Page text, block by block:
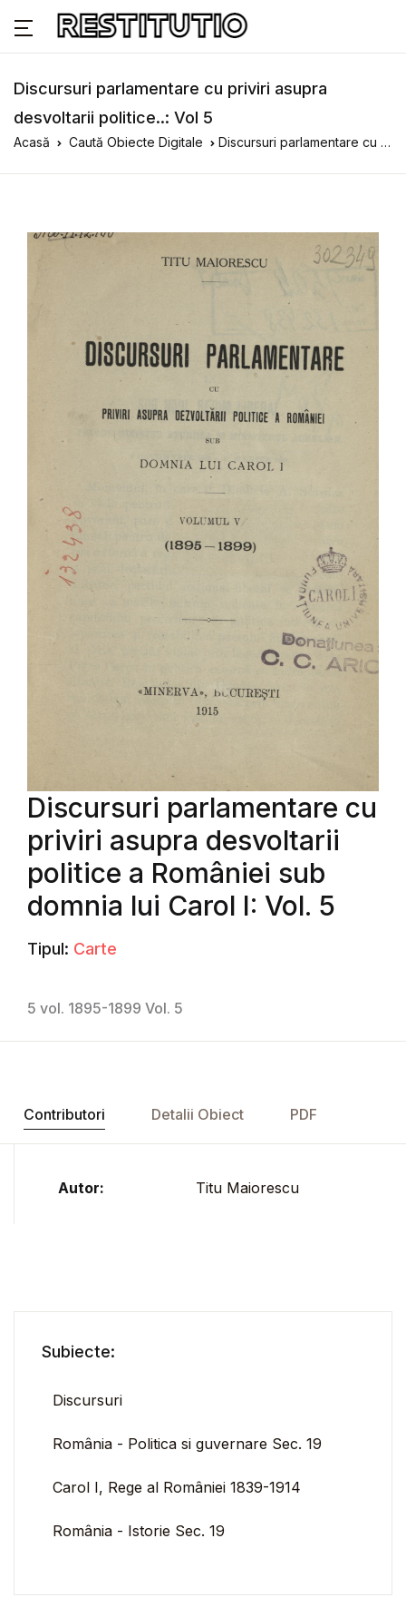
Discursuri parlamentare cu priviri asupra
desvoltarii politice..: Vol 5
Acasă Caută Obiecte Digitale Discursuri parlamentare cu priviri asupra desvoltarii politice..: Vol 5
Discursuri parlamentare cu
priviri asupra desvoltarii
politice a României sub
domnia lui Carol I: Vol. 5
Tipul: Carte
5 vol. 1895-1899 Vol. 5
Contributori Detalii Obiect PDF
Autor: Titu Maiorescu
Subiecte:
Discursuri
România - Politica si guvernare Sec. 19
Carol I, Rege al României 1839-1914
România - Istorie Sec. 19